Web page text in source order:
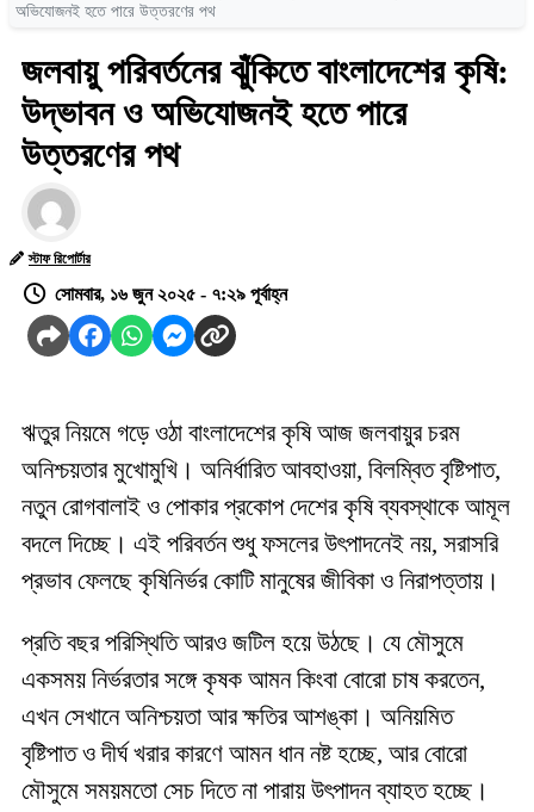
অভিযোজনই হতে পারে উত্তরণের পথ
জলবায়ু পরিবর্তনের ঝুঁকিতে বাংলাদেশের কৃষি:
উদ্ভাবন ও অভিযোজনই হতে পারে
উত্তরণের পথ
স্টাফ রিপোর্টার
সোমবার, ১৬ জুন ২০২৫ - ৭:২৯ পূর্বাহ্ন
ঋতুর নিয়মে গড়ে ওঠা বাংলাদেশের কৃষি আজ জলবায়ুর চরম
অনিশ্চয়তার মুখোমুখি। অনির্ধারিত আবহাওয়া, বিলম্বিত বৃষ্টিপাত,
নতুন রোগবালাই ও পোকার প্রকোপ দেশের কৃষি ব্যবস্থাকে আমূল
বদলে দিচ্ছে। এই পরিবর্তন শুধু ফসলের উৎপাদনেই নয়, সরাসরি
প্রভাব ফেলছে কৃষিনির্ভর কোটি মানুষের জীবিকা ও নিরাপত্তায়।
প্রতি বছর পরিস্থিতি আরও জটিল হয়ে উঠছে। যে মৌসুমে
একসময় নির্ভরতার সঙ্গে কৃষক আমন কিংবা বোরো চাষ করতেন,
এখন সেখানে অনিশ্চয়তা আর ক্ষতির আশঙ্কা। অনিয়মিত
বৃষ্টিপাত ও দীর্ঘ খরার কারণে আমন ধান নষ্ট হচ্ছে, আর বোরো
মৌসুমে সময়মতো সেচ দিতে না পারায় উৎপাদন ব্যাহত হচ্ছে।